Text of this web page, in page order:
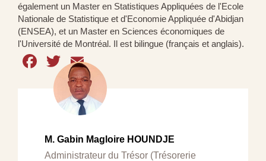
également un Master en Statistiques Appliquées de l'Ecole
Nationale de Statistique et d'Economie Appliquée d'Abidjan
(ENSEA), et un Master en Sciences économiques de
l'Université de Montréal. Il est bilingue (français et anglais).
Facebook
Twitter
Email
M. Gabin Magloire HOUNDJE
Administrateur du Trésor (Trésorerie